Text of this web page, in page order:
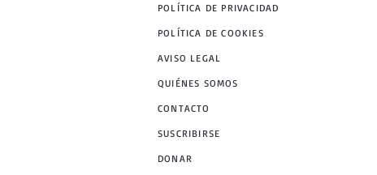
POLÍTICA DE PRIVACIDAD
POLÍTICA DE COOKIES
AVISO LEGAL
QUIÉNES SOMOS
CONTACTO
SUSCRIBIRSE
DONAR